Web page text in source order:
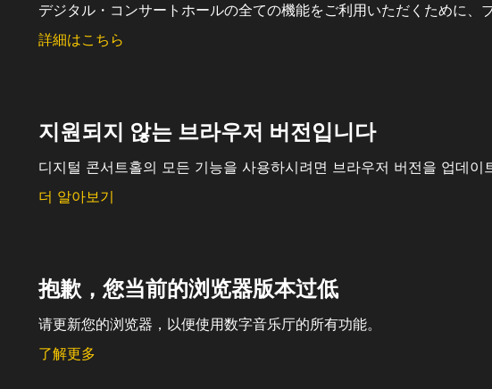
デジタル・コンサートホールの全ての機能をご利用いただくために、
詳細はこちら
지원되지 않는 브라우저 버전입니다
디지털 콘서트홀의 모든 기능을 사용하시려면 브라우저 버전을 업데이
더 알아보기
抱歉，您当前的浏览器版本过低
请更新您的浏览器，以便使用数字音乐厅的所有功能。
了解更多